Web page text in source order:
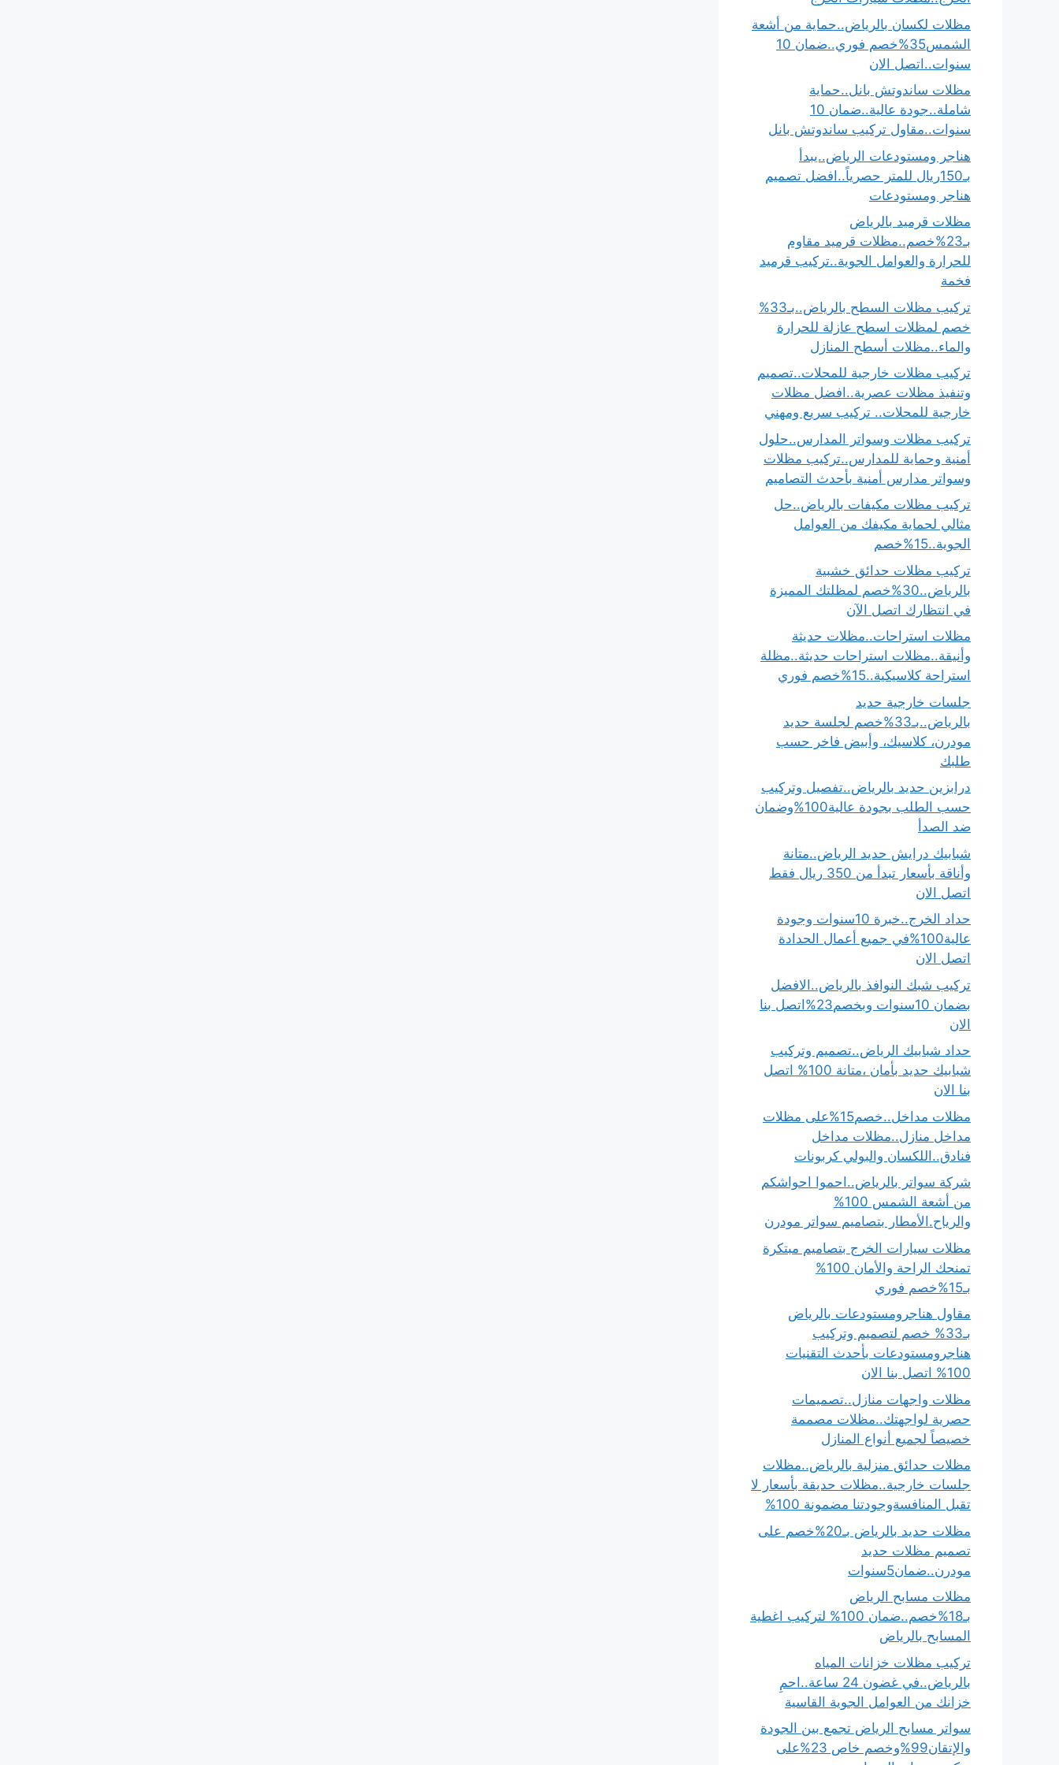
مظلات لكسان بالرياض..حماية من أشعة
الشمس35%خصم فوري..ضمان 10
سنوات..اتصل الان
مظلات ساندوتش بانل..حماية
شاملة..جودة عالية..ضمان 10
سنوات..مقاول تركيب ساندوتش بانل
هناجر ومستودعات الرياض..يبدأ
بـ150ريال للمتر حصرياً..افضل تصميم
هناجر ومستودعات
مظلات قرميد بالرياض
بـ23%خصم..مظلات قرميد مقاوم
للحرارة والعوامل الجوية..تركيب قرميد
فخمة
تركيب مظلات السطح بالرياض..بـ33%
خصم لمظلات اسطح عازلة للحرارة
والماء..مظلات أسطح المنازل
تركيب مظلات خارجية للمحلات..تصميم
وتنفيذ مظلات عصرية..افضل مظلات
خارجية للمحلات.. تركيب سريع ومهني
تركيب مظلات وسواتر المدارس..حلول
أمنية وحماية للمدارس..تركيب مظلات
وسواتر مدارس أمنية بأحدث التصاميم
تركيب مظلات مكيفات بالرياض..حل
مثالي لحماية مكيفك من العوامل
الجوية..15%خصم
تركيب مظلات حدائق خشبية
بالرياض..30%خصم لمظلتك المميزة
في انتظارك اتصل الآن
مظلات استراحات..مظلات حديثة
وأنيقة..مظلات استراحات حديثة..مظلة
استراحة كلاسيكية..15%خصم فوري
جلسات خارجية حديد
بالرياض..بـ33%خصم لجلسة حديد
مودرن، كلاسيك، وأبيض فاخر حسب
طلبك
درابزين حديد بالرياض..تفصيل وتركيب
حسب الطلب بجودة عالية100%وضمان
ضد الصدأ
شبابيك درايش حديد الرياض..متانة
وأناقة بأسعار تبدأ من 350 ريال فقط
اتصل الان
حداد الخرج..خبرة 10سنوات وجودة
عالية100%في جميع أعمال الحدادة
اتصل الان
تركيب شبك النوافذ بالرياض..الافضل
بضمان 10سنوات وبخصم23%اتصل بنا
الان
حداد شبابيك الرياض..تصميم وتركيب
شبابيك حديد بأمان ،متانة 100% اتصل
بنا الان
مظلات مداخل..خصم15%على مظلات
مداخل منازل..مظلات مداخل
فنادق..اللكسان والبولي كربونات
شركة سواتر بالرياض..احموا احواشكم
من أشعة الشمس 100%
والرياح.الأمطار بتصاميم سواتر مودرن
مظلات سيارات الخرج بتصاميم مبتكرة
تمنحك الراحة والأمان 100%
بـ15%خصم فوري
مقاول هناجرومستودعات بالرياض
بـ33% خصم لتصميم وتركيب
هناجرومستودعات بأحدث التقنيات
100% اتصل بنا الان
مظلات واجهات منازل..تصميمات
حصرية لواجهتك..مظلات مصممة
خصيصاً لجميع أنواع المنازل
مظلات حدائق منزلية بالرياض..مظلات
جلسات خارجية..مظلات حديقة بأسعار لا
تقبل المنافسةوجودتنا مضمونة 100%
مظلات حديد بالرياض بـ20%خصم على
تصميم مظلات حديد
مودرن..ضمان5سنوات
مظلات مسابح الرياض
بـ18%خصم..ضمان 100% لتركيب اغطية
المسابح بالرياض
تركيب مظلات خزانات المياه
بالرياض..في غضون 24 ساعة..احمِ
خزانك من العوامل الجوية القاسية
سواتر مسابح الرياض تجمع بين الجودة
والإتقان99%وخصم خاص 23%على